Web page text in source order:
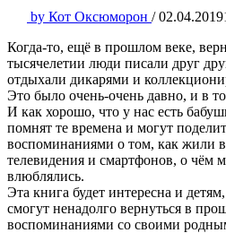
by Кот Оксюморон / 02.04.2019
Когда-то, ещё в прошлом веке,
тысячелетии люди писали друг
отдыхали дикарями и
Это было очень-очень давно, и в
И как хорошо, что у нас есть
помнят те времена и могут
воспоминаниями о том, как жили в
телевидения и смартфонов, о чём
влюблялись.
Эта книга будет интересна и
смогут ненадолго вернуться в
воспоминаниями со своими